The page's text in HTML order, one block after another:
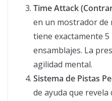
Time Attack
en un mostrador de
tiene exactamente
ensamblajes. La
agilidad mental.
Sistema de Pistas
de ayuda que revela